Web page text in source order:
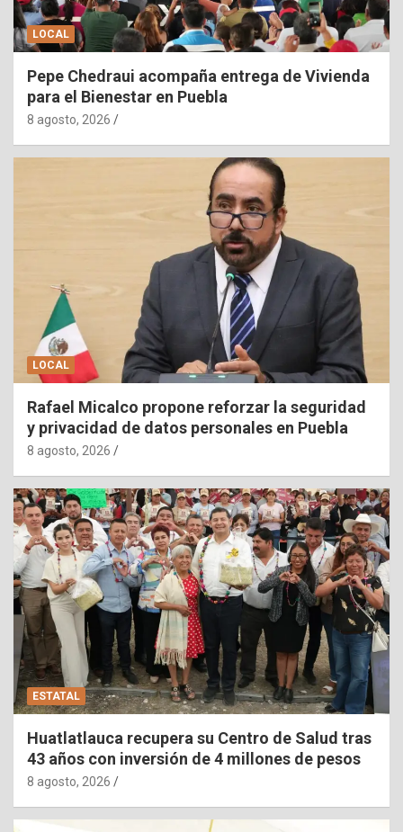
LOCAL
Pepe Chedraui acompaña entrega de Vivienda
para el Bienestar en Puebla
8 agosto, 2026
LOCAL
Rafael Micalco propone reforzar la seguridad
y privacidad de datos personales en Puebla
8 agosto, 2026
ESTATAL
Huatlatlauca recupera su Centro de Salud tras
43 años con inversión de 4 millones de pesos
8 agosto, 2026